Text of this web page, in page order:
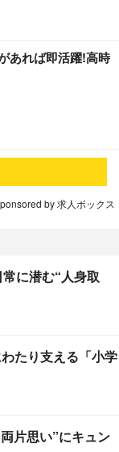
あれば即活躍!高時
by 求人ボックス
に潜む“人身取
たり支える「小学
片思い”にキュン